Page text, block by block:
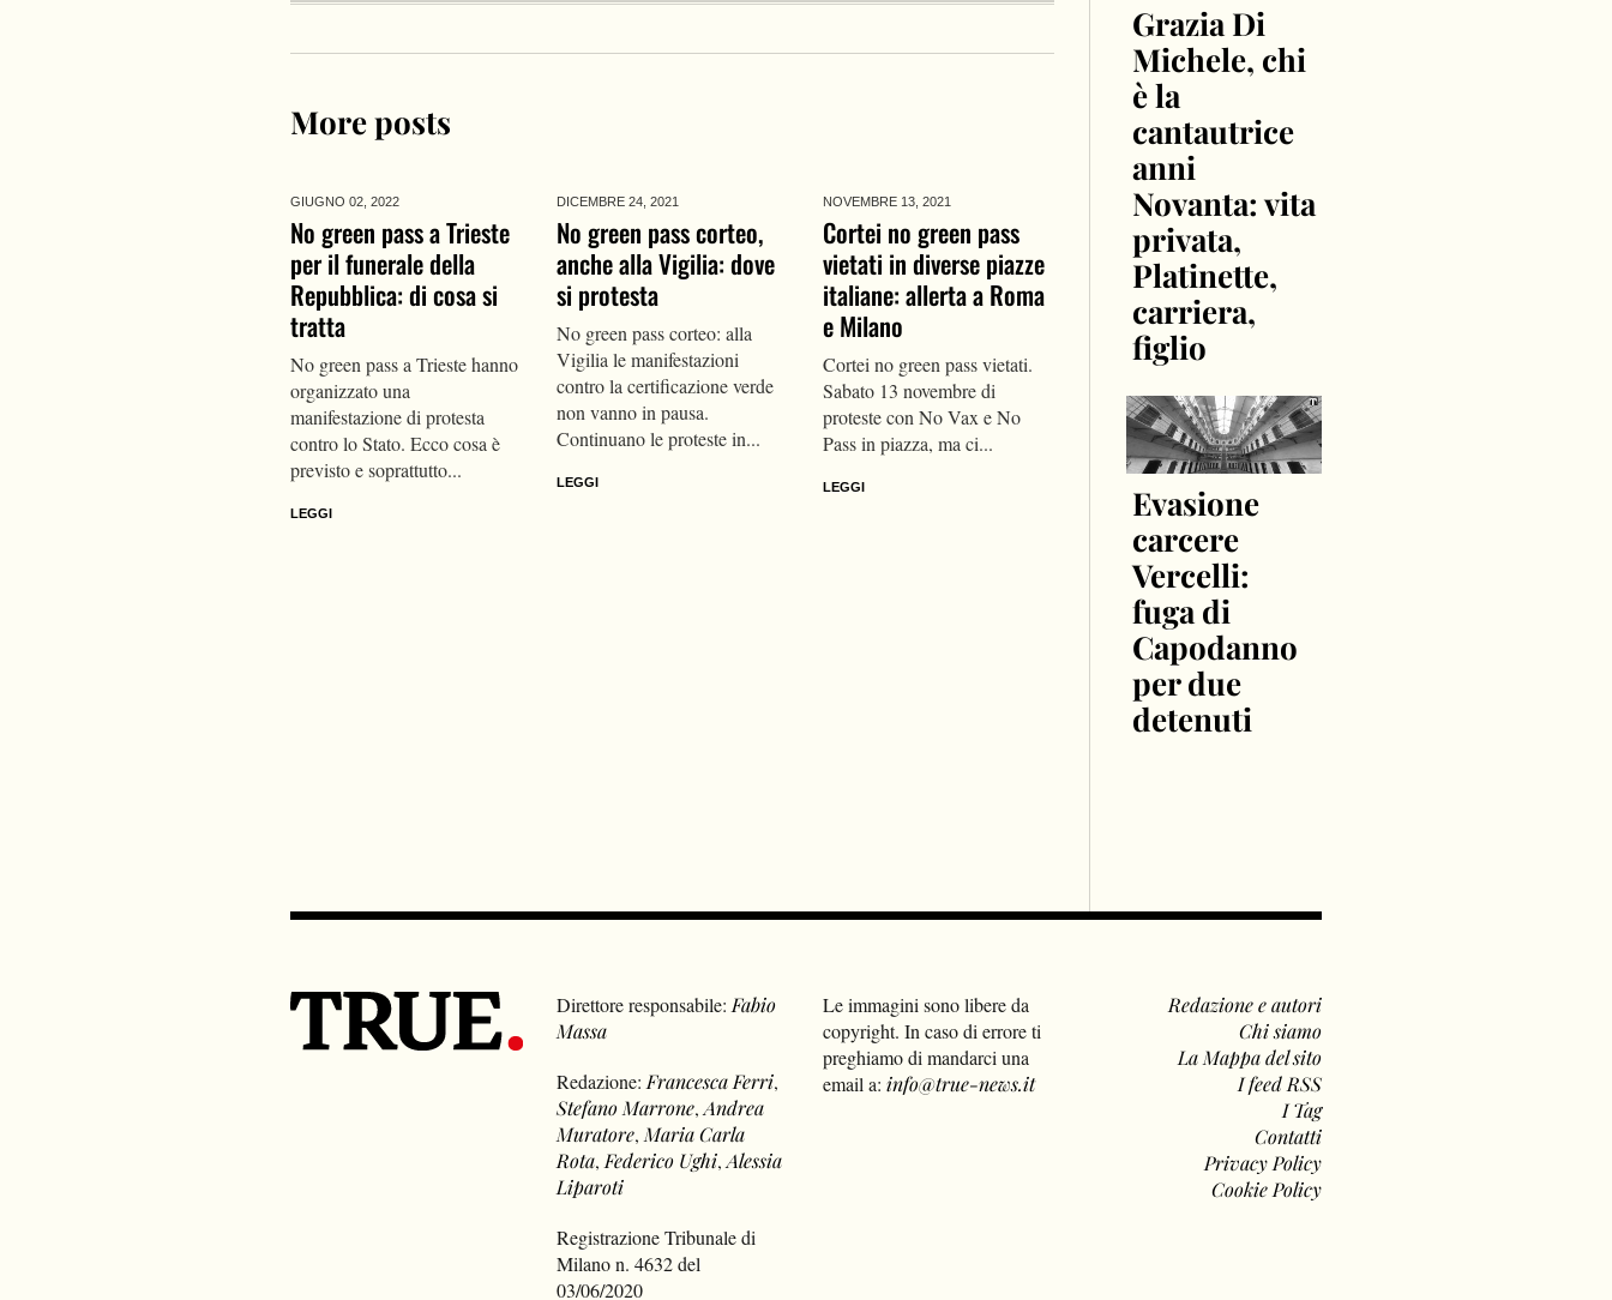
More posts
GIUGNO 02, 2022
No green pass a Trieste
per il funerale della
Repubblica: di cosa si
tratta
No green pass a Trieste hanno
organizzato una
manifestazione di protesta
contro lo Stato. Ecco cosa è
previsto e soprattutto...
LEGGI
DICEMBRE 24, 2021
No green pass corteo,
anche alla Vigilia: dove
si protesta
No green pass corteo: alla
Vigilia le manifestazioni
contro la certificazione verde
non vanno in pausa.
Continuano le proteste in...
LEGGI
NOVEMBRE 13, 2021
Cortei no green pass
vietati in diverse piazze
italiane: allerta a Roma
e Milano
Cortei no green pass vietati.
Sabato 13 novembre di
proteste con No Vax e No
Pass in piazza, ma ci...
LEGGI
Grazia Di
Michele, chi
è la
cantautrice
anni
Novanta: vita
privata,
Platinette,
carriera,
figlio
Evasione
carcere
Vercelli:
fuga di
Capodanno
per due
detenuti
Direttore responsabile: Fabio
Massa
Redazione: Francesca Ferri,
Stefano Marrone,Andrea
Muratore, Maria Carla
Rota, Federico Ughi,Alessia
Liparoti
Registrazione Tribunale di
Milano n. 4632 del
03/06/2020
Le immagini sono libere da
copyright. In caso di errore ti
preghiamo di mandarci una
email a: info@true-news.it
Redazione e autori
Chi siamo
La Mappa del sito
I feed RSS
I Tag
Contatti
Privacy Policy
Cookie Policy